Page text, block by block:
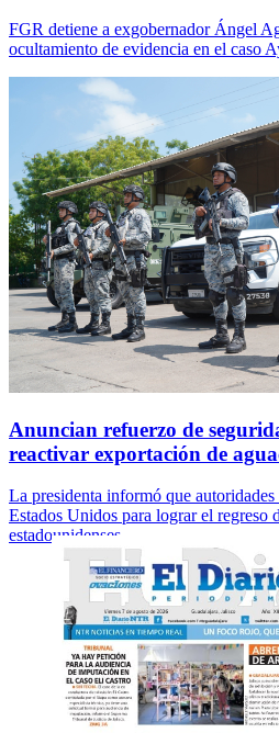
FGR detiene a exgobernador Ángel
ocultamiento de evidencia en el caso
Anuncian refuerzo de
reactivar exportación de
La presidenta informó que
Estados Unidos para lograr el regreso
estadounidenses